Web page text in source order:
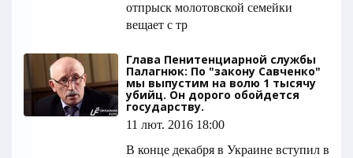
отпрыск молотовской семейки
вещает с тр
Глава Пенитенциарной службы
Палагнюк: По "закону Савченко"
мы выпустим на волю 1 тысячу
убийц. Он дорого обойдется
государству.
11 лют. 2016 18:00
В конце декабря в Украине вступил в